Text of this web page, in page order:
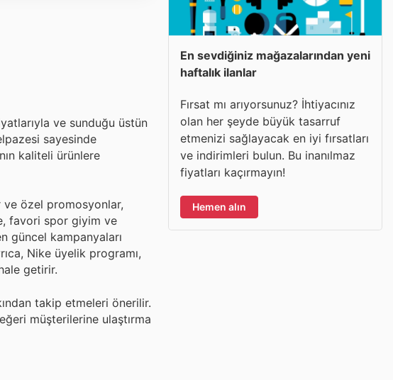
ve sunduğu üstün
sayesinde
kaliteli ürünlere
özel promosyonlar,
favori spor giyim ve
güncel kampanyaları
Nike üyelik programı,
getirir.
takip etmeleri önerilir.
müşterilerine ulaştırma
En sevdiğiniz mağazalarından yeni
haftalık ilanlar
Fırsat mı arıyorsunuz? İhtiyacınız
olan her şeyde büyük tasarruf
etmenizi sağlayacak en iyi fırsatları
ve indirimleri bulun. Bu inanılmaz
fiyatları kaçırmayın!
Hemen alın